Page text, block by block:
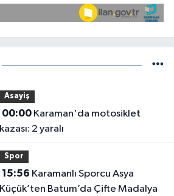
Asayiş
00:00Karaman'da motosiklet
kazası: 2 yaralı
Spor
15:56
Küçük’ten Batum’da Çifte Madalya